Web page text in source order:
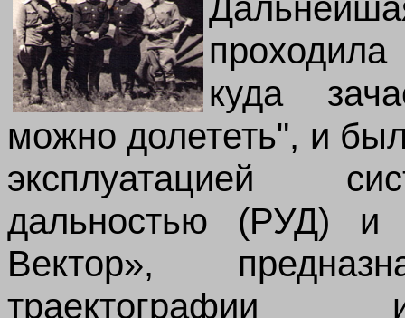
куда
можно долететь", и
эксплуатацией
дальностью (РУД)
Вектор»,
траектографии